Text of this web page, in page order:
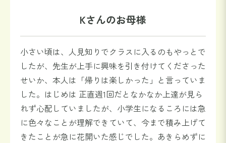
Kさんのお母様
小さい頃は、人見知りでクラスに入るのもやっとで
したが、先生が上手に興味を引き付けてくださった
せいか、本人は「帰りは楽しかった」と言っていま
した。はじめは 正直週1回だとなかなか上達が見ら
れず心配していましたが、小学生になるころには急
に色々なことが理解できていて、今まで積み上げて
きたことが急に花開いた感じでした。あきらめずに